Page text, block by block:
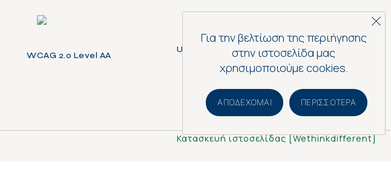
WCAG 2.0 Level AA
UserWay® Accessibility Tool
Κατασκευή ιστοσελίδας [Wethinkdifferent]
Για την βελτίωση της περιήγησης
στην ιστοσελίδα μας
χρησιμοποιούμε cookies.
ΑΠΟΔΈΧΟΜΑΙ ΠΕΡΙΣΣΌΤΕΡΑ